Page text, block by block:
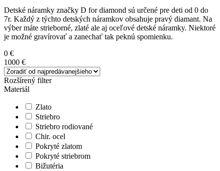
Detské náramky značky D for diamond sú určené pre deti od 0 do
7r. Každý z týchto detských náramkov obsahuje pravý diamant. Na
výber máte strieborné, zlaté ale aj oceľové detské náramky. Niektoré
je možné gravírovať a zanechať tak peknú spomienku.
0 €
1000 €
Rozšírený filter
Materiál
Zlato
Striebro
Striebro rodiované
Chir. ocel
Pokryté zlatom
Pokryté striebrom
Bižutéria